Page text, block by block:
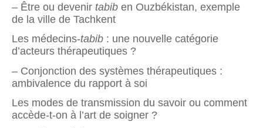
– Être ou devenir tabib en Ouzbékistan, exemple
de la ville de Tachkent
Les médecins-tabib : une nouvelle catégorie
d’acteurs thérapeutiques ?
– Conjonction des systèmes thérapeutiques :
ambivalence du rapport à soi
Les modes de transmission du savoir ou comment
accède-t-on à l’art de soigner ?